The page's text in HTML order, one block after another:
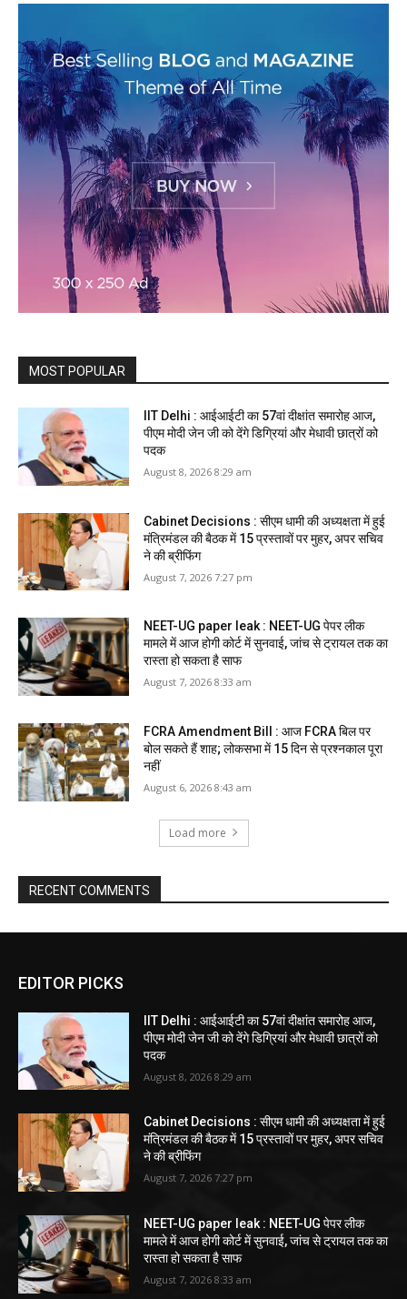
MOST POPULAR
IIT Delhi : आईआईटी का 57वां दीक्षांत समारोह आज,
पीएम मोदी जेन जी को देंगे डिग्रियां और मेधावी छात्रों को
पदक
August 8, 2026 8:29 am
Cabinet Decisions : सीएम धामी की अध्यक्षता में हुई
मंत्रिमंडल की बैठक में 15 प्रस्तावों पर मुहर, अपर सचिव
ने की ब्रीफिंग
August 7, 2026 7:27 pm
NEET-UG paper leak : NEET-UG पेपर लीक
मामले में आज होगी कोर्ट में सुनवाई, जांच से ट्रायल तक का
रास्ता हो सकता है साफ
August 7, 2026 8:33 am
FCRA Amendment Bill : आज FCRA बिल पर
बोल सकते हैं शाह; लोकसभा में 15 दिन से प्रश्नकाल पूरा
नहीं
August 6, 2026 8:43 am
Load more
RECENT COMMENTS
EDITOR PICKS
IIT Delhi : आईआईटी का 57वां दीक्षांत समारोह आज,
पीएम मोदी जेन जी को देंगे डिग्रियां और मेधावी छात्रों को
पदक
August 8, 2026 8:29 am
Cabinet Decisions : सीएम धामी की अध्यक्षता में हुई
मंत्रिमंडल की बैठक में 15 प्रस्तावों पर मुहर, अपर सचिव
ने की ब्रीफिंग
August 7, 2026 7:27 pm
NEET-UG paper leak : NEET-UG पेपर लीक
मामले में आज होगी कोर्ट में सुनवाई, जांच से ट्रायल तक का
रास्ता हो सकता है साफ
August 7, 2026 8:33 am